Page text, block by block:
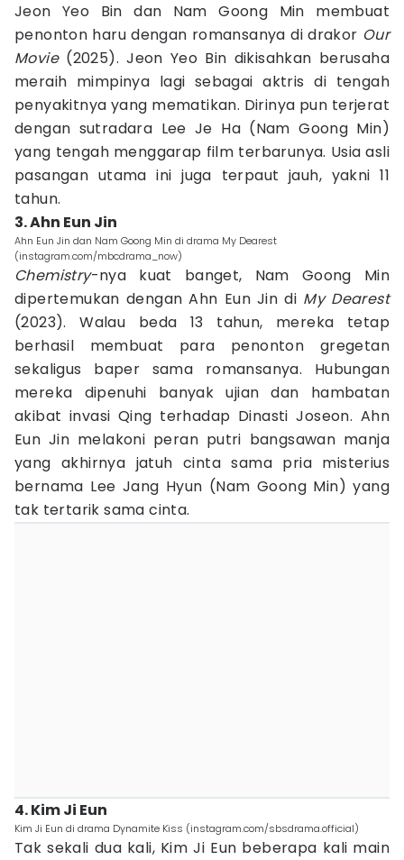
Jeon Yeo Bin dan Nam Goong Min membuat
penonton haru dengan romansanya di drakor Our
Movie(2025). Jeon Yeo Bin dikisahkan berusaha
meraih mimpinya lagi sebagai aktris di tengah
penyakitnya yang mematikan. Dirinya pun terjerat
dengan sutradara Lee Je Ha (Nam Goong Min)
yang tengah menggarap film terbarunya. Usia asli
pasangan utama ini juga terpaut jauh, yakni 11
tahun.
3. Ahn Eun Jin
Ahn Eun Jin dan Nam Goong Min di drama My Dearest
(instagram.com/mbcdrama_now)
Chemistry-nya kuat banget, Nam Goong Min
dipertemukan dengan Ahn Eun Jin di My Dearest
(2023). Walau beda 13 tahun, mereka tetap
berhasil membuat para penonton gregetan
sekaligus baper sama romansanya. Hubungan
mereka dipenuhi banyak ujian dan hambatan
akibat invasi Qing terhadap Dinasti Joseon. Ahn
Eun Jin melakoni peran putri bangsawan manja
yang akhirnya jatuh cinta sama pria misterius
bernama Lee Jang Hyun (Nam Goong Min) yang
tak tertarik sama cinta.
4. Kim Ji Eun
Kim Ji Eun di drama Dynamite Kiss (instagram.com/sbsdrama.official)
Tak sekali dua kali, Kim Ji Eun beberapa kali main